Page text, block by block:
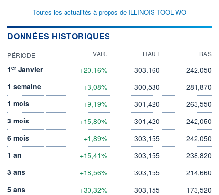
Toutes les actualités à propos de ILLINOIS TOOL WO
DONNÉES HISTORIQUES
PÉRIODE VAR. + HAUT + BAS
1er Janvier +20,16% 303,160
242,050
1 semaine
+3,08% 300,530
281,870
1 mois
+9,19% 301,420
263,550
3 mois
+15,80% 301,420
242,050
6 mois
+1,89% 303,155
242,050
1 an
+15,41% 303,155
238,820
3 ans
+18,56% 303,155
214,660
5 ans
+30,32% 303,155
173,520